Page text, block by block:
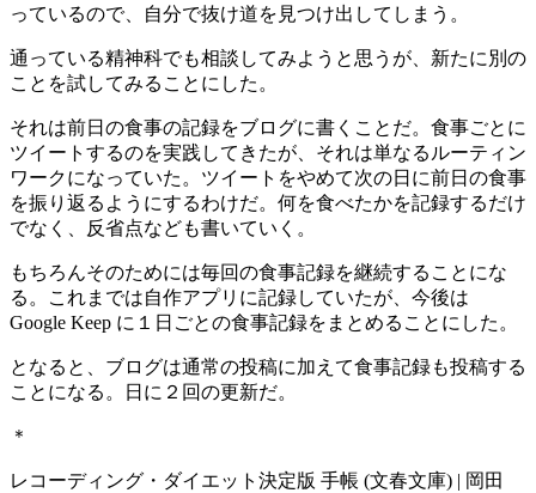
っているので、自分で抜け道を見つけ出してしまう。
通っている精神科でも相談してみようと思うが、新たに別の
ことを試してみることにした。
それは前日の食事の記録をブログに書くことだ。食事ごとに
ツイートするのを実践してきたが、それは単なるルーティン
ワークになっていた。ツイートをやめて次の日に前日の食事
を振り返るようにするわけだ。何を食べたかを記録するだけ
でなく、反省点なども書いていく。
もちろんそのためには毎回の食事記録を継続することにな
る。これまでは自作アプリに記録していたが、今後は
Google Keep に１日ごとの食事記録をまとめることにした。
となると、ブログは通常の投稿に加えて食事記録も投稿する
ことになる。日に２回の更新だ。
＊
レコーディング・ダイエット決定版 手帳 (文春文庫) | 岡田